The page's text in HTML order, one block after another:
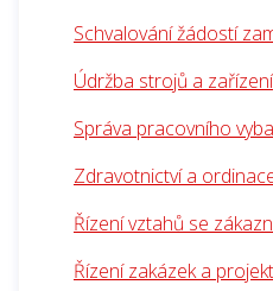
Schvalování žádostí
Údržba strojů a zařízení
Správa pracovního
Zdravotnictví a
Řízení vztahů se
Řízení zakázek a